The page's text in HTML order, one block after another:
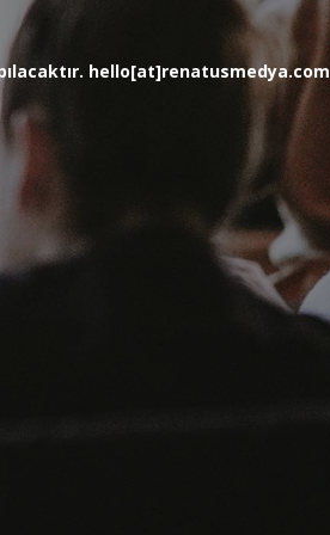
hello[at]renatusmedya.com